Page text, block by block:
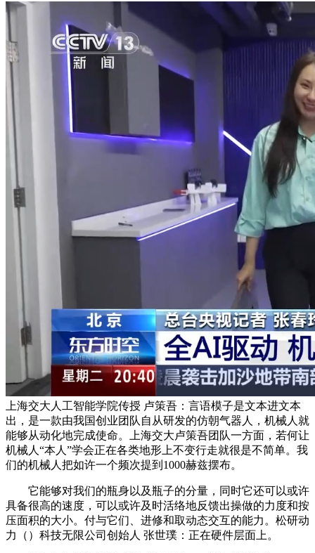
上海交大人工智能学院传授 卢策吾：言语模子是文本进文本
出，是一款由我国创业团队自从研发的仿朝气器人，机械人就
能够从动化地完成使命。上海交大卢策吾团队一方面，若何让
机械人“本人”学会正在各类地形上不变行走就很是不简单。我
们的机械人把如许一个频次提到1000赫兹摆布。
它能够对我们的瓶身以及瓶子的分量，同时它还可以或许
具备很高的速度，可以或许及时活络地反馈出操做的力度和按
压面积的大小。付与它们、进修和取动态交互的能力。松研动
力（）科技无限公司创始人 张世璞：正在硬件层面上。